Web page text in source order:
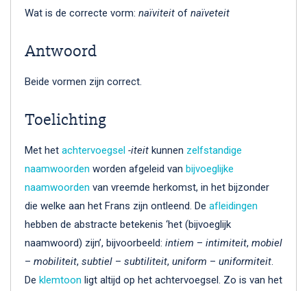
Wat is de correcte vorm: naïviteit of naïveteit
Antwoord
Beide vormen zijn correct.
Toelichting
Met het achtervoegsel -iteit kunnen zelfstandige
naamwoorden worden afgeleid van bijvoeglijke
naamwoorden van vreemde herkomst, in het bijzonder
die welke aan het Frans zijn ontleend. De afleidingen
hebben de abstracte betekenis ‘het (bijvoeglijk
naamwoord) zijn’, bijvoorbeeld: intiem – intimiteit, mobiel
– mobiliteit, subtiel – subtiliteit, uniform – uniformiteit.
De klemtoon ligt altijd op het achtervoegsel. Zo is van het